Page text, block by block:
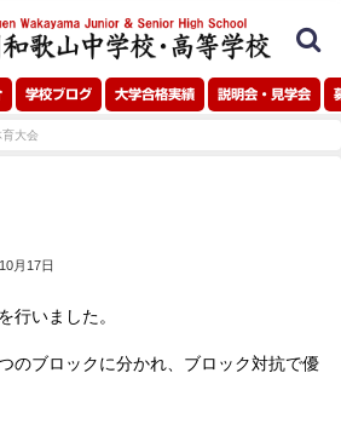
学校ブログ 大学合格実績 説明会・見学会
育大会
月17日
行いました。
のブロックに分かれ、ブロック対抗で優